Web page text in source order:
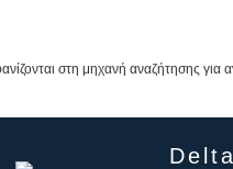
στη μηχανή αναζήτησης για